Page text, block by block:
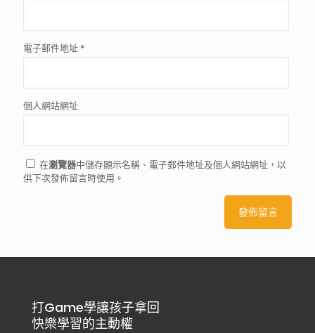
電子郵件地址 *
個人網站網址
在瀏覽器中儲存顯示名稱、電子郵件地址及個人網站網址，以
供下次發佈留言時使用。
打Game學讓孩子拿回
快樂學習的主動權